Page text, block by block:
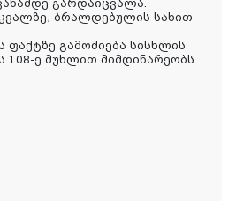
გარდაიცვალა.
ბრალდებულის სახით
გამოძიება სისხლის
108-ე მუხლით მიმდინარეობს.